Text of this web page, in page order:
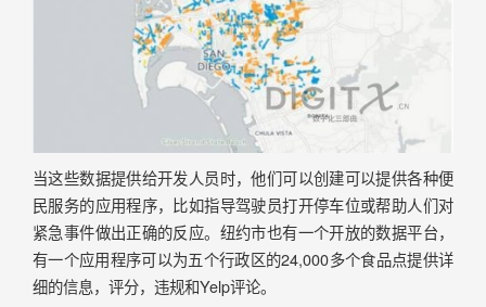
当这些数据提供给开发人员时，他们可以创建可以提供各种便
民服务的应用程序，比如指导驾驶员打开停车位或帮助人们对
紧急事件做出正确的反应。纽约市也有一个开放的数据平台，
有一个应用程序可以为五个行政区的24,000多个食品点提供详
细的信息，评分，违规和Yelp评论。